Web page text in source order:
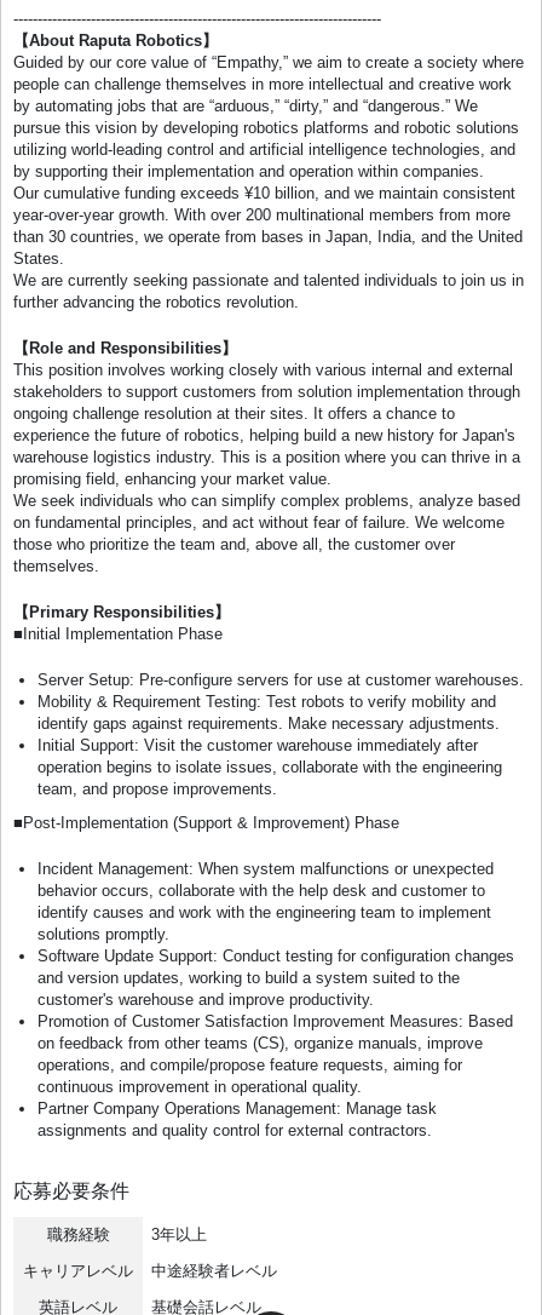
----------------------------------------------------------------------------
【About Raputa Robotics】
Guided by our core value of “Empathy,” we aim to create a society where
people can challenge themselves in more intellectual and creative work
by automating jobs that are “arduous,” “dirty,” and “dangerous.” We
pursue this vision by developing robotics platforms and robotic solutions
utilizing world-leading control and artificial intelligence technologies, and
by supporting their implementation and operation within companies.
Our cumulative funding exceeds ¥10 billion, and we maintain consistent
year-over-year growth. With over 200 multinational members from more
than 30 countries, we operate from bases in Japan, India, and the United
States.
We are currently seeking passionate and talented individuals to join us in
further advancing the robotics revolution.
【Role and Responsibilities】
This position involves working closely with various internal and external
stakeholders to support customers from solution implementation through
ongoing challenge resolution at their sites. It offers a chance to
experience the future of robotics, helping build a new history for Japan's
warehouse logistics industry. This is a position where you can thrive in a
promising field, enhancing your market value.
We seek individuals who can simplify complex problems, analyze based
on fundamental principles, and act without fear of failure. We welcome
those who prioritize the team and, above all, the customer over
themselves.
【Primary Responsibilities】
■Initial Implementation Phase
Server Setup: Pre-configure servers for use at customer warehouses.
Mobility & Requirement Testing: Test robots to verify mobility and
identify gaps against requirements. Make necessary adjustments.
Initial Support: Visit the customer warehouse immediately after
operation begins to isolate issues, collaborate with the engineering
team, and propose improvements.
■Post-Implementation (Support & Improvement) Phase
Incident Management: When system malfunctions or unexpected
behavior occurs, collaborate with the help desk and customer to
identify causes and work with the engineering team to implement
solutions promptly.
Software Update Support: Conduct testing for configuration changes
and version updates, working to build a system suited to the
customer's warehouse and improve productivity.
Promotion of Customer Satisfaction Improvement Measures: Based
on feedback from other teams (CS), organize manuals, improve
operations, and compile/propose feature requests, aiming for
continuous improvement in operational quality.
Partner Company Operations Management: Manage task
assignments and quality control for external contractors.
応募必要条件
職務経験
3年以上
キャリアレベル
中途経験者レベル
英語レベル
基礎会話レベル